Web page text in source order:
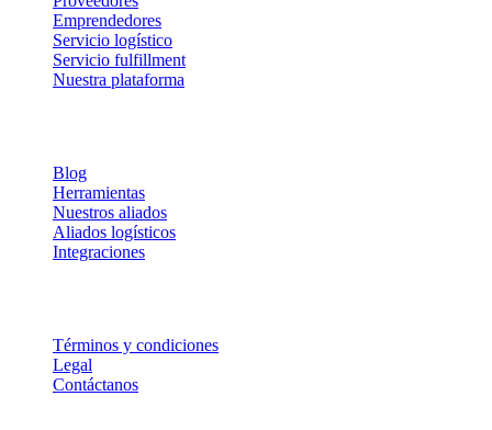
Emprendedores
Servicio logístico
Servicio fulfillment
Nuestra plataforma
Blog
Herramientas
Nuestros aliados
Aliados logísticos
Integraciones
Términos y condiciones
Legal
Contáctanos